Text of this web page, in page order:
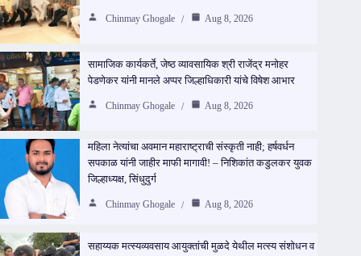
Chinmay Ghogale Aug 8, 2026
सामाजिक कार्यकर्ते, जेष्ठ व्यावसायिक श्री राजेंद्र मनोहर
पेडणेकर यांनी मानले अप्पर जिल्हाधिकारी यांचे विषेश आभार
Chinmay Ghogale Aug 8, 2026
महिला नेत्यांचा अवमान महाराष्ट्राची संस्कृती नाही; हर्षवर्धन
सपकाळ यांनी जाहीर माफी मागावी! – निशिकांत कडुलकर युवक
जिल्हाध्यक्ष, सिंधुदुर्ग
Chinmay Ghogale Aug 8, 2026
सहाय्यक मत्स्यव्यवसाय आयुक्तांची मुळदे येथील मत्स्य संशोधन व